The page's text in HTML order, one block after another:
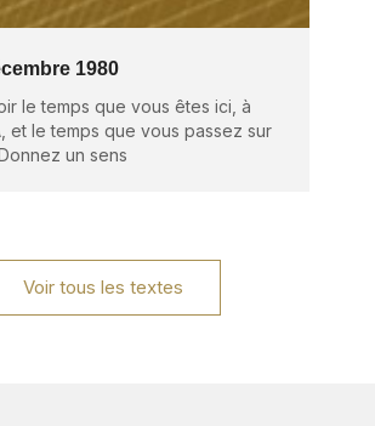
1980
le temps que vous êtes ici, à
et le temps que vous passez sur
un sens
Voir tous les textes